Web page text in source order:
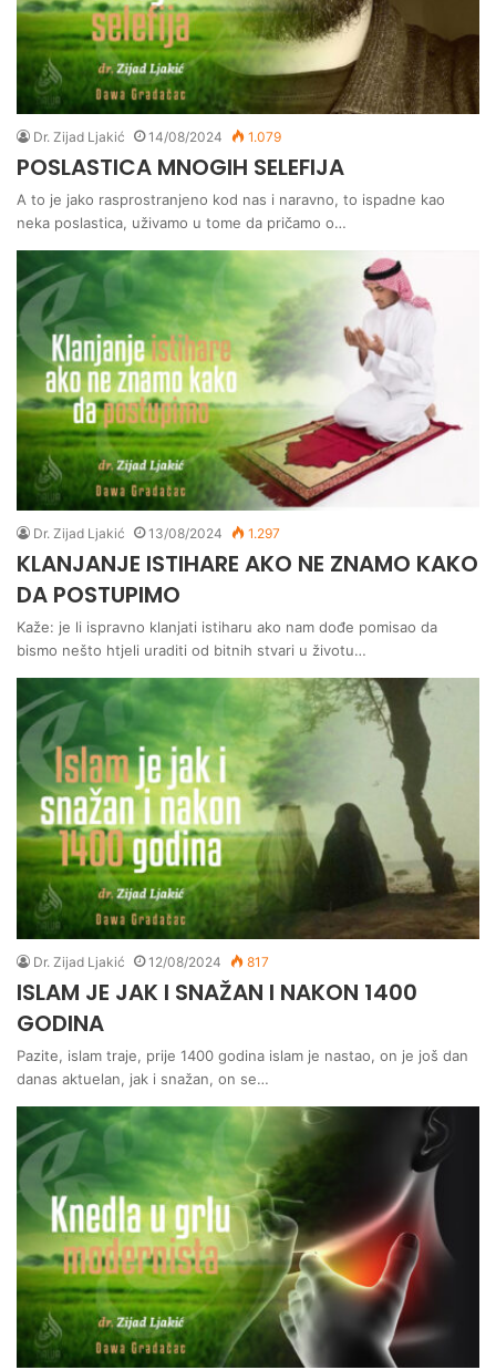
Dr. Zijad Ljakić 14/08/2024 1.079
POSLASTICA MNOGIH SELEFIJA
A to je jako rasprostranjeno kod nas i naravno, to ispadne kao
neka poslastica, uživamo u tome da pričamo o…
Dr. Zijad Ljakić 13/08/2024 1.297
KLANJANJE ISTIHARE AKO NE ZNAMO KAKO
DA POSTUPIMO
Kaže: je li ispravno klanjati istiharu ako nam dođe pomisao da
bismo nešto htjeli uraditi od bitnih stvari u životu…
Dr. Zijad Ljakić 12/08/2024 817
ISLAM JE JAK I SNAŽAN I NAKON 1400
GODINA
Pazite, islam traje, prije 1400 godina islam je nastao, on je još dan
danas aktuelan, jak i snažan, on se…